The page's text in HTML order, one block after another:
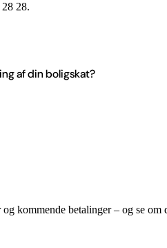
28.
af din boligskat?
og kommende betalinger – og se